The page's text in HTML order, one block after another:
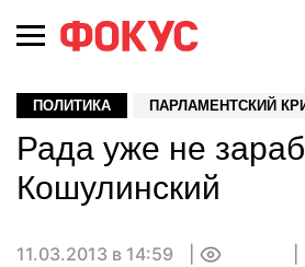
ПОЛИТИКА ПАРЛАМЕНТСКИЙ
Рада уже не
Кошулинский
11.03.2013 в 14:59